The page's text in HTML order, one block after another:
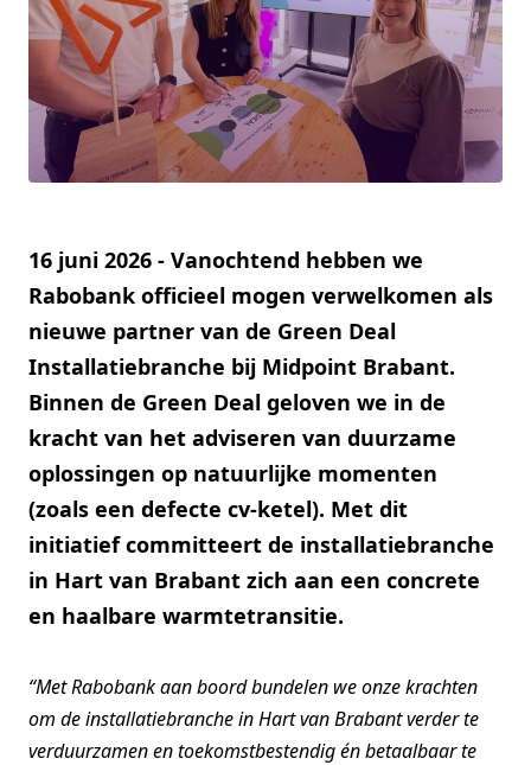
16 juni 2026 - Vanochtend hebben we
Rabobank officieel mogen verwelkomen als
nieuwe partner van de Green Deal
Installatiebranche bij Midpoint Brabant.
Binnen de Green Deal geloven we in de
kracht van het adviseren van duurzame
oplossingen op natuurlijke momenten
(zoals een defecte cv-ketel). Met dit
initiatief committeert de installatiebranche
in Hart van Brabant zich aan een concrete
en haalbare warmtetransitie.
“Met Rabobank aan boord bundelen we onze krachten
om de installatiebranche in Hart van Brabant verder te
verduurzamen en toekomstbestendig én betaalbaar te